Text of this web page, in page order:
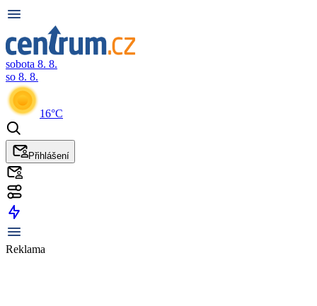
sobota 8. 8.
so 8. 8.
16°C
Přihlášení
Reklama